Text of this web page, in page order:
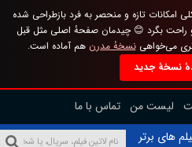
امکانات تازه و منحصر به فرد بازطراحی شده
بگرد 😊 چیدمان صفحهٔ اصلی مثل قبل
می‌خواهینسخهٔ مدرن هم آماده است.
نسخهٔ جدید
لیست من تماس با ما
های برتر